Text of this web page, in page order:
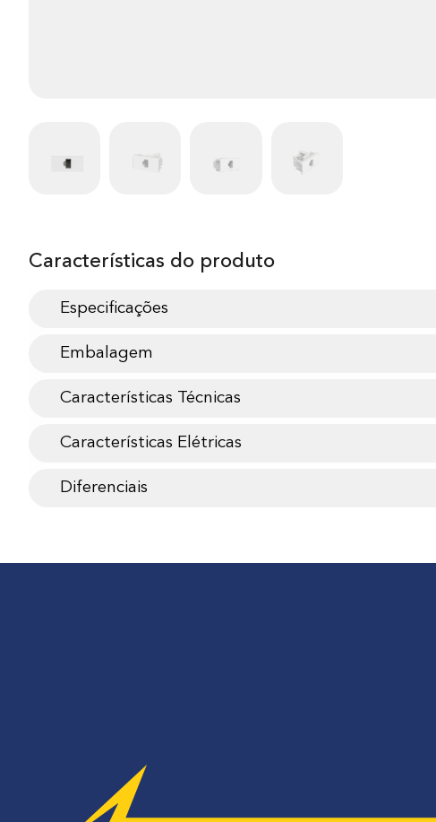
Características do produto
Especificações
Embalagem
Características Técnicas
Características Elétricas
Diferenciais